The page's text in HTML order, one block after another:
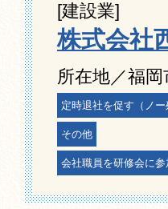
[建設業]
株式会社
所在地／福
定時退社を促す（ノ
その他
会社職員を研修会に